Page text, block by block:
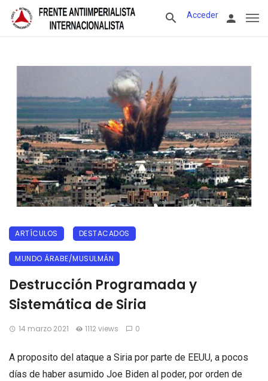
Acceder
ARTÍCULOS DESTACADOS
MUNDO ÁRABE/MUSULMÁN
Destrucción Programada y
Sistemática de Siria
14 marzo 2021 1112 views 0
A proposito del ataque a Siria por parte de EEUU, a pocos
días de haber asumido Joe Biden al poder, por orden de